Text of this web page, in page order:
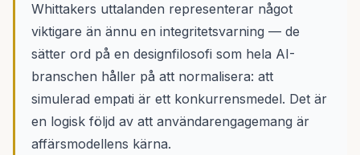
Whittakers uttalanden representerar något
viktigare än ännu en integritetsvarning — de
sätter ord på en designfilosofi som hela AI-
branschen håller på att normalisera: att
simulerad empati är ett konkurrensmedel. Det är
en logisk följd av att användarengagemang är
affärsmodellens kärna.